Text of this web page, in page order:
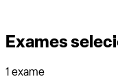
Exames
1 exame